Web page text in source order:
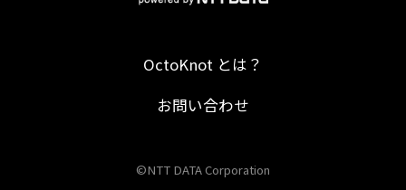
OctoKnot とは？
お問い合わせ
©NTT DATA Corporation